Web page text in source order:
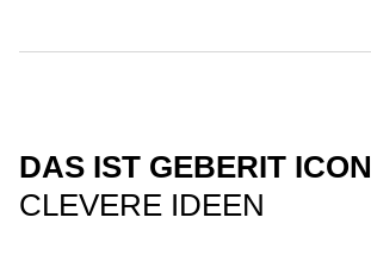
DAS IST GEBERIT ICON
CLEVERE IDEEN